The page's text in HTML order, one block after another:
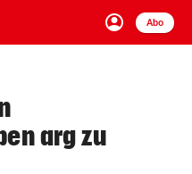
account_circle
Anmelden
Abo
close Schließen
arrow_right
arg zu